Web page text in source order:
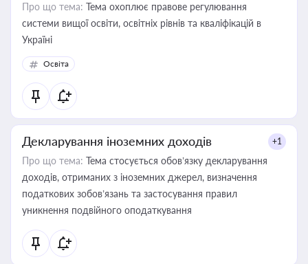
Про що тема: Тема охоплює правове регулювання
системи вищої освіти, освітніх рівнів та кваліфікацій в
Україні
Освіта
Декларування іноземних доходів +1
Про що тема: Тема стосується обов’язку декларування
доходів, отриманих з іноземних джерел, визначення
податкових зобов’язань та застосування правил
уникнення подвійного оподаткування